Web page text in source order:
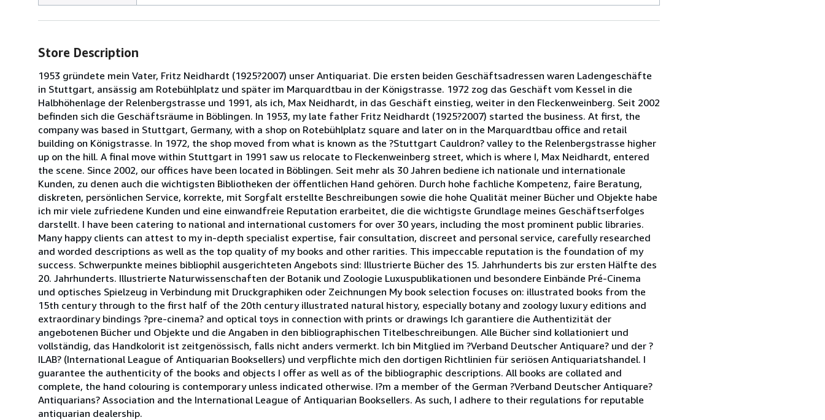
Store Description
1953 gründete mein Vater, Fritz Neidhardt (1925?2007) unser Antiquariat. Die ersten beiden Geschäftsadressen waren Ladengeschäfte
in Stuttgart, ansässig am Rotebühlplatz und später im Marquardtbau in der Königstrasse. 1972 zog das Geschäft vom Kessel in die
Halbhöhenlage der Relenbergstrasse und 1991, als ich, Max Neidhardt, in das Geschäft einstieg, weiter in den Fleckenweinberg. Seit 2002
befinden sich die Geschäftsräume in Böblingen. In 1953, my late father Fritz Neidhardt (1925?2007) started the business. At first, the
company was based in Stuttgart, Germany, with a shop on Rotebühlplatz square and later on in the Marquardtbau office and retail
building on Königstrasse. In 1972, the shop moved from what is known as the ?Stuttgart Cauldron? valley to the Relenbergstrasse higher
up on the hill. A final move within Stuttgart in 1991 saw us relocate to Fleckenweinberg street, which is where I, Max Neidhardt, entered
the scene. Since 2002, our offices have been located in Böblingen. Seit mehr als 30 Jahren bediene ich nationale und internationale
Kunden, zu denen auch die wichtigsten Bibliotheken der öffentlichen Hand gehören. Durch hohe fachliche Kompetenz, faire Beratung,
diskreten, persönlichen Service, korrekte, mit Sorgfalt erstellte Beschreibungen sowie die hohe Qualität meiner Bücher und Objekte habe
ich mir viele zufriedene Kunden und eine einwandfreie Reputation erarbeitet, die die wichtigste Grundlage meines Geschäftserfolges
darstellt. I have been catering to national and international customers for over 30 years, including the most prominent public libraries.
Many happy clients can attest to my in-depth specialist expertise, fair consultation, discreet and personal service, carefully researched
and worded descriptions as well as the top quality of my books and other rarities. This impeccable reputation is the foundation of my
success. Schwerpunkte meines bibliophil ausgerichteten Angebots sind: Illustrierte Bücher des 15. Jahrhunderts bis zur ersten Hälfte des
20. Jahrhunderts. Illustrierte Naturwissenschaften der Botanik und Zoologie Luxuspublikationen und besondere Einbände Pré-Cinema
und optisches Spielzeug in Verbindung mit Druckgraphiken oder Zeichnungen My book selection focuses on: illustrated books from the
15th century through to the first half of the 20th century illustrated natural history, especially botany and zoology luxury editions and
extraordinary bindings ?pre-cinema? and optical toys in connection with prints or drawings Ich garantiere die Authentizität der
angebotenen Bücher und Objekte und die Angaben in den bibliographischen Titelbeschreibungen. Alle Bücher sind kollationiert und
vollständig, das Handkolorit ist zeitgenössisch, falls nicht anders vermerkt. Ich bin Mitglied im ?Verband Deutscher Antiquare? und der ?
ILAB? (International League of Antiquarian Booksellers) und verpflichte mich den dortigen Richtlinien für seriösen Antiquariatshandel. I
guarantee the authenticity of the books and objects I offer as well as of the bibliographic descriptions. All books are collated and
complete, the hand colouring is contemporary unless indicated otherwise. I?m a member of the German ?Verband Deutscher Antiquare?
Antiquarians? Association and the International League of Antiquarian Booksellers. As such, I adhere to their regulations for reputable
antiquarian dealership.